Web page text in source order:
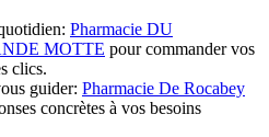
Pharmacie DU
MOTTE pour commander vos
clics.
guider: Pharmacie De Rocabey
concrètes à vos besoins